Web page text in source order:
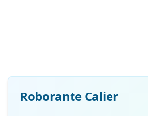
Roborante Calier